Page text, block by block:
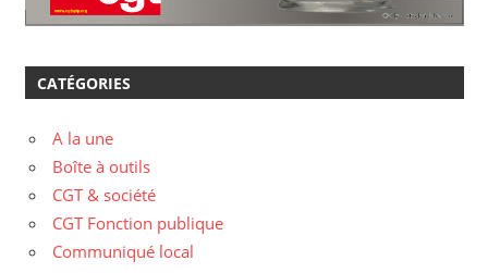
CATÉGORIES
A la une
Boîte à outils
CGT & société
CGT Fonction publique
Communiqué local